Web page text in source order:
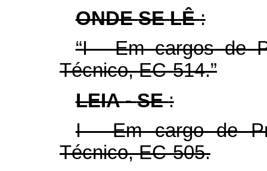
ONDESELÊ:
“I - Em cargos de
Técnico, EC-514.”
LEIA-SE:
I - Em cargo de
Técnico, EC-505.